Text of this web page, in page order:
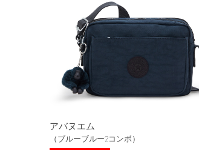
アバヌエム
（ブルーブルー2コンボ）